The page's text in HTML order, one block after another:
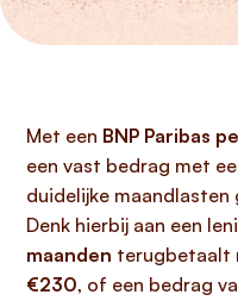
Met een BNP Paribas
een vast bedrag met
duidelijke
Denk hierbij aan een
maanden terugbetaalt
€230, of een bedrag